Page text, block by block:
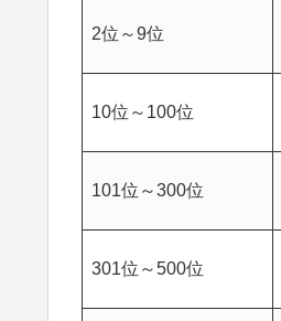
2位～9位
10位～100位
101位～300位
301位～500位